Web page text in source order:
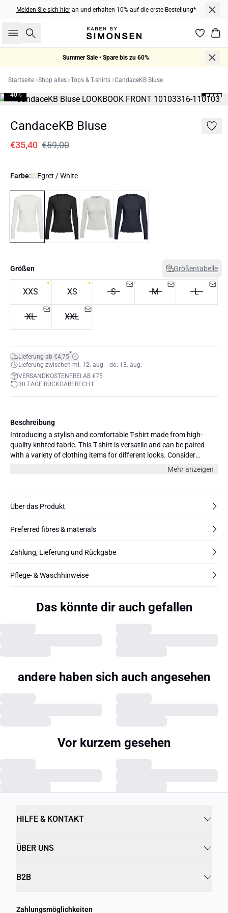
Melden Sie sich hieran und erhalten 10% auf die erste Bestellung*
Suche
Summer Sale • Spare bis zu 60%
Startseite Shop alles Tops & T-shirts CandaceKB Bluse
-40%
CandaceKB Bluse
€35,40 €59,00
Farbe: Egret / White
Größen Größentabelle
XXS XS S M L
XL XXL
Lieferung ab €4,75*
Lieferung zwischen mi. 12. aug. - do. 13. aug.
VERSANDKOSTENFREI AB €75
30 TAGE RÜCKGABERECHT
Beschreibung
Introducing a stylish and comfortable T-shirt made from high-
quality knitted fabric. This T-shirt is versatile and can be paired
with a variety of clothing items for different looks. Consider
matching it with a denim jacket and high-waisted jeans for a
casual yet chic outfit or dress it up with a blazer and trousers for a
shirt that is perfect for any occasion. The model is 177 cm and
wearing size 36/S.
Mehr anzeigen
Über das Produkt
Preferred fibres & materials
Zahlung, Lieferung und Rückgabe
Pflege- & Waschhinweise
Das könnte dir auch gefallen
andere haben sich auch angesehen
Vor kurzem gesehen
HILFE & KONTAKT
ÜBER UNS
B2B
Zahlungsmöglichkeiten